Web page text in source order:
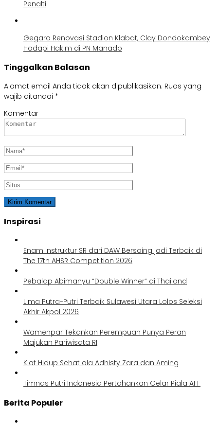
Penalti
Gegara Renovasi Stadion Klabat, Clay Dondokambey
Hadapi Hakim di PN Manado
Tinggalkan Balasan
Alamat email Anda tidak akan dipublikasikan. Ruas yang
wajib ditandai *
Komentar
Inspirasi
Enam Instruktur SR dari DAW Bersaing jadi Terbaik di
The 17th AHSR Competition 2026
Pebalap Abimanyu “Double Winner” di Thailand
Lima Putra-Putri Terbaik Sulawesi Utara Lolos Seleksi
Akhir Akpol 2026
Wamenpar Tekankan Perempuan Punya Peran
Majukan Pariwisata RI
Kiat Hidup Sehat ala Adhisty Zara dan Aming
Timnas Putri Indonesia Pertahankan Gelar Piala AFF
Berita Populer